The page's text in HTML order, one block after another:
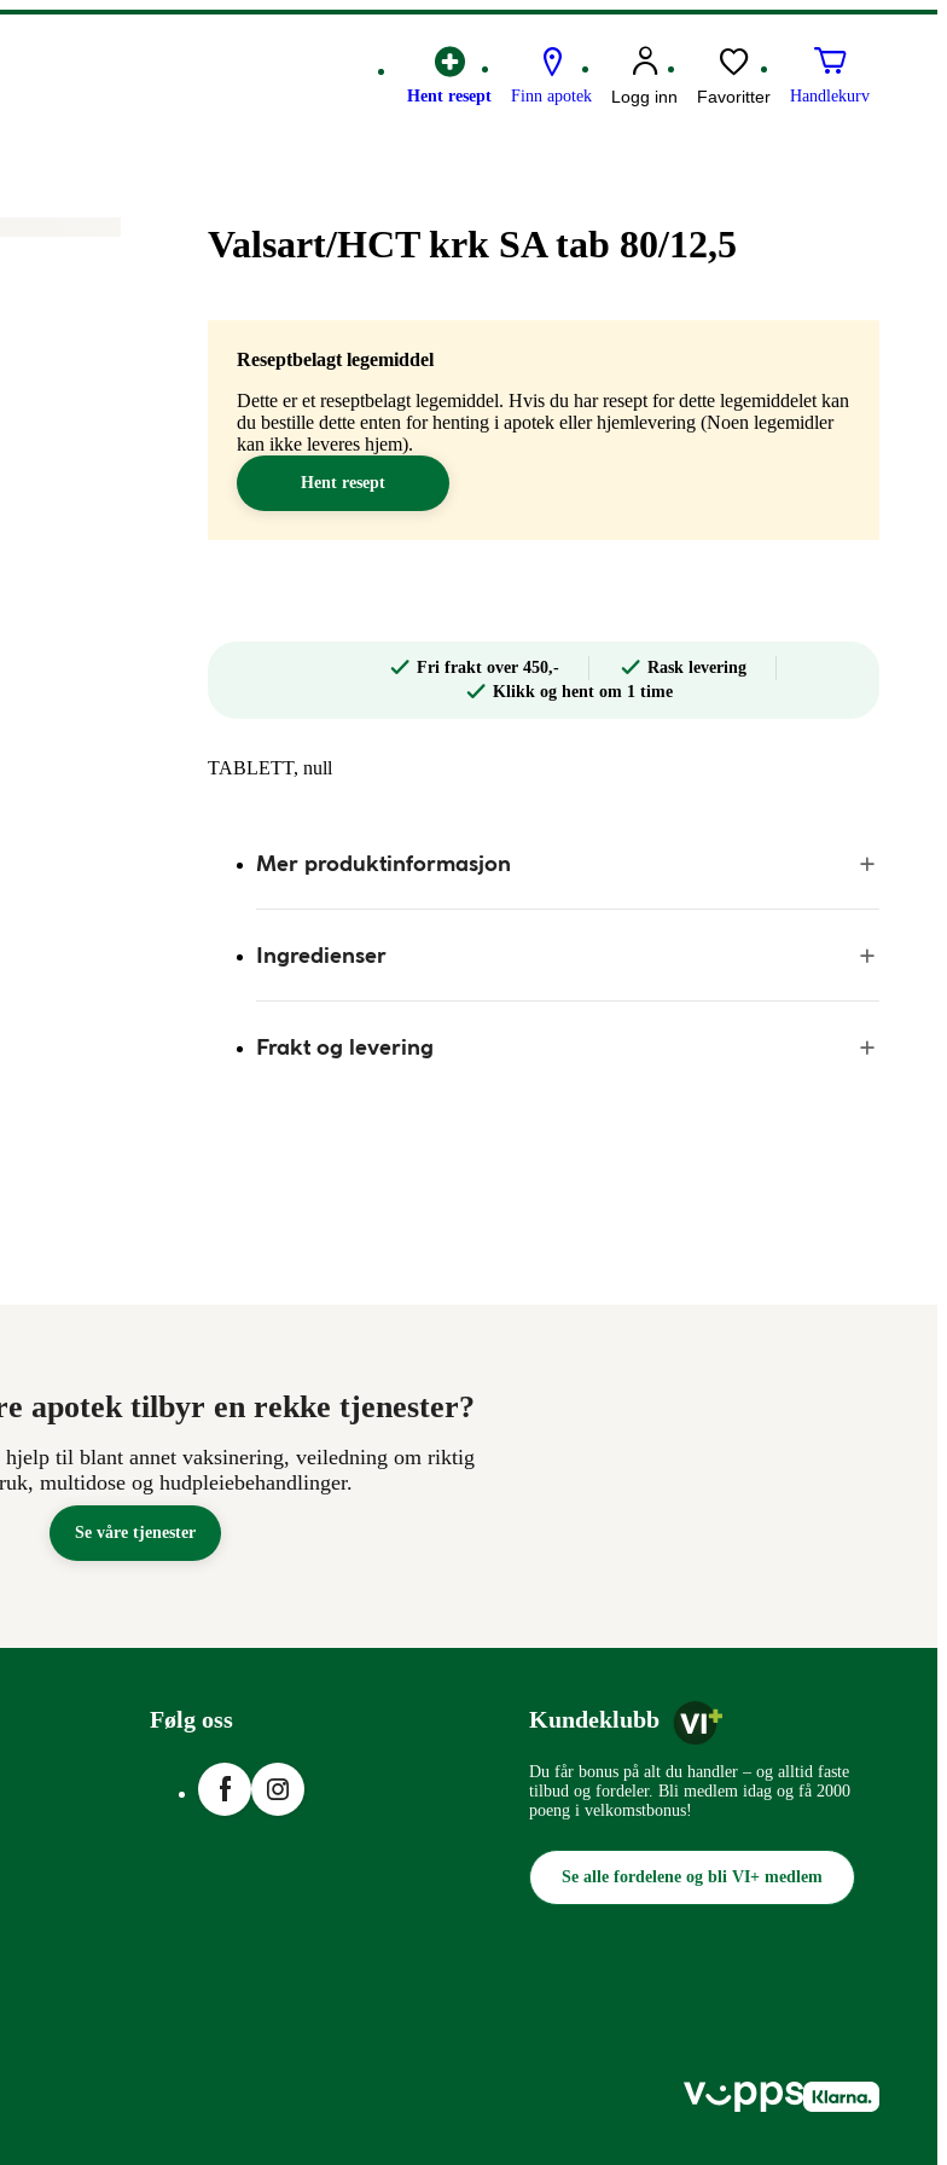
Hent resept Finn apotek Logg inn Favoritter Handlekurv
Merke:
Valsart/HCT krk SA tab 80/12,5
Reseptbelagt legemiddel
Dette er et reseptbelagt legemiddel. Hvis du har resept for dette legemiddelet kan
du bestille dette enten for henting i apotek eller hjemlevering (Noen legemidler
kan ikke leveres hjem).
Hent resept
Fri frakt over 450,-
Rask levering
Klikk og hent om 1 time
TABLETT, null
Mer produktinformasjon
Ingredienser
Frakt og levering
apotek tilbyr en rekke tjenester?
hjelp til blant annet vaksinering, veiledning om riktig
multidose og hudpleiebehandlinger.
Se våre tjenester
Følg oss
FacebookInstagram
Kundeklubb
Du får bonus på alt du handler – og alltid faste
tilbud og fordeler. Bli medlem idag og få 2000
poeng i velkomstbonus!
Se alle fordelene og bli VI+ medlem